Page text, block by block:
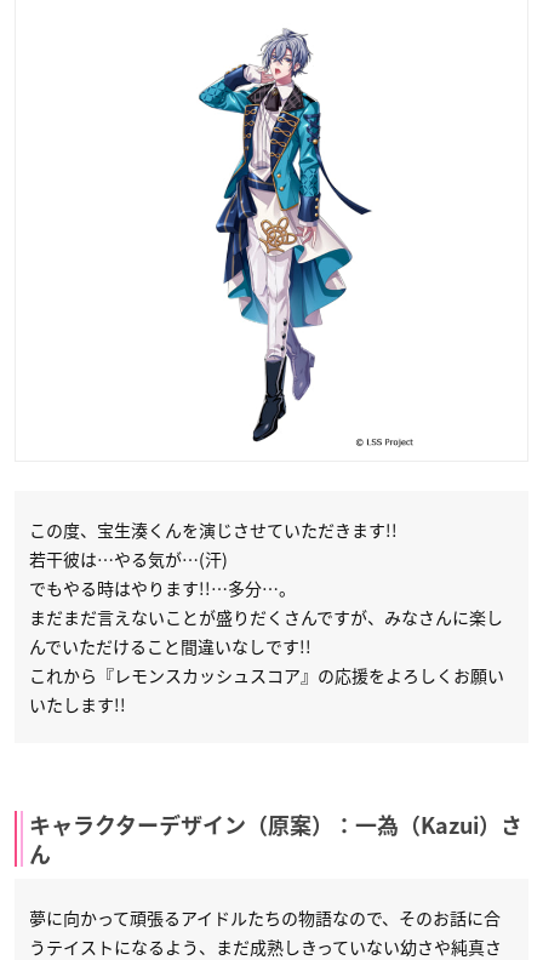
この度、宝生湊くんを演じさせていただきます!!
若干彼は…やる気が…(汗)
でもやる時はやります!!…多分…。
まだまだ言えないことが盛りだくさんですが、みなさんに楽し
んでいただけること間違いなしです!!
これから『レモンスカッシュスコア』の応援をよろしくお願い
いたします!!
キャラクターデザイン（原案）：一為（Kazui）さ
ん
夢に向かって頑張るアイドルたちの物語なので、そのお話に合
うテイストになるよう、まだ成熟しきっていない幼さや純真さ